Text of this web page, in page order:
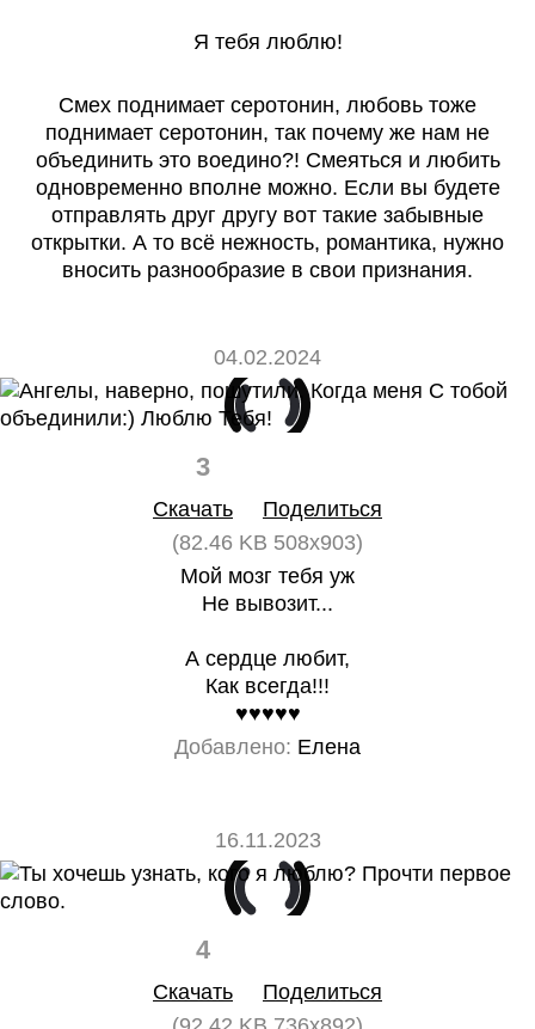
Я тебя люблю!
Смех поднимает серотонин, любовь тоже
поднимает серотонин, так почему же нам не
объединить это воедино?! Смеяться и любить
одновременно вполне можно. Если вы будете
отправлять друг другу вот такие забывные
открытки. А то всё нежность, романтика, нужно
вносить разнообразие в свои признания.
04.02.2024
3
Скачать
Поделиться
(82.46 KB 508x903)
Мой мозг тебя уж
Не вывозит...
А сердце любит,
Как всегда!!!
♥️♥️♥️♥️♥️
Добавлено: Елена
16.11.2023
4
Скачать
Поделиться